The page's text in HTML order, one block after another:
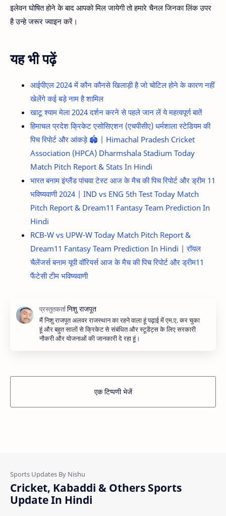
इलेवन घोषित होने के बाद आपको मिल जायेगी तो हमारे चैनल जिनका लिंक उपर
है उन्हे जरूर ज्वाइन करें।
यह भी पढ़ें
आईपीएल 2024 में कौन कौनसे खिलाड़ी है जो चोटिल होने के कारण नहीं
खेलेंगे कई बड़े नाम है शामिल
खाटू श्याम मेला 2024 दर्शन करने से पहले जान लें ये महत्वपूर्ण बातें
हिमाचल प्रदेश क्रिकेट एसोसिएशन (एचपीसीए) धर्मशाला स्टेडियम की
पिच रिपोर्ट और आंकड़े 🏟️ | Himachal Pradesh Cricket
Association (HPCA) Dharmshala Stadium Today
Match Pitch Report & Stats In Hindi
भारत बनाम इंग्लैंड पांचवा टेस्ट आज के मैच की पिच रिपोर्ट और ड्रीम 11
भविष्यवाणी 2024 | IND vs ENG 5th Test Today Match
Pitch Report & Dream11 Fantasy Team Prediction In
Hindi
RCB-W vs UPW-W Today Match Pitch Report &
Dream11 Fantasy Team Prediction In Hindi | रॉयल
चैलेंजर्स बनाम यूपी वॉरियर्स आज के मैच की पिच रिपोर्ट और ड्रीम11
फैंटेसी टीम भविष्यवाणी
मैं निशु राजपूत अलवर राजस्थान का रहने वाला हूं पढ़ाई में एम.ए. कर चुका
हूं और बहुत सालों से क्रिकेट से संबंधित और स्टूडेंट्स के लिए सरकारी
नौकरी और योजनाओं की जानकारी दे रहा हूं।
एक टिप्पणी भेजें
Cricket, Kabaddi & Others Sports
Update In Hindi